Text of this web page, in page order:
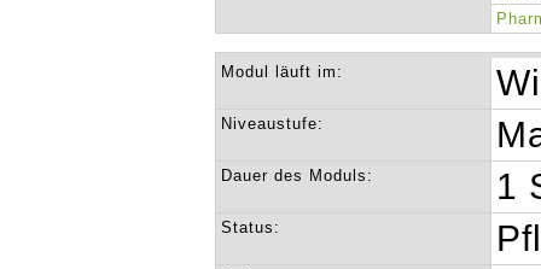
Modul läuft im:
Niveaustufe:
Dauer des Moduls: 1
Status: